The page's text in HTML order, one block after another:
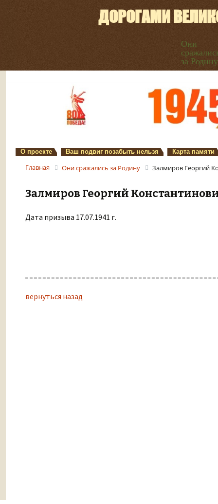
ДОРОГАМИ
Они
за Родину
О проекте Ваш подвиг позабыть нельзя Карта памяти
Главная Они сражались за Родину Залмиров Георгий
Залмиров Георгий
Дата призыва 17.07.1941 г.
вернуться назад